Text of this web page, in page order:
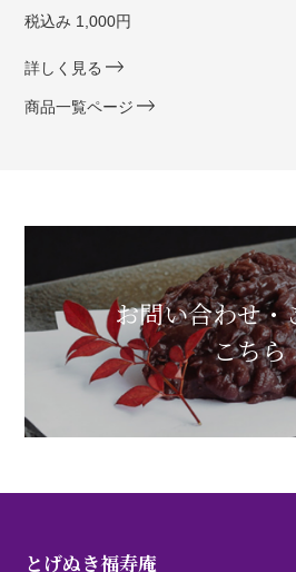
税込み 1,000円
詳しく見る
商品一覧ページ
お問い合わせ・
こちら
とげぬき福寿庵